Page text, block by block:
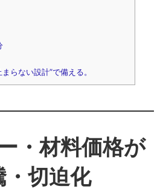
らない設計”で備える。
・材料価格が
・切迫化